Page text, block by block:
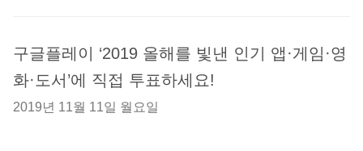
구글플레이 ‘2019 올해를 빛낸 인기 앱·게임·영
화·도서’에 직접 투표하세요!
2019년 11월 11일 월요일